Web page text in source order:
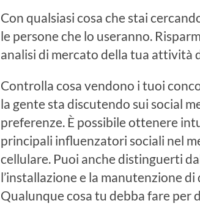
Con qualsiasi cosa che stai
le persone che lo useranno.
analisi di mercato della tua attività
Controlla cosa vendono i tuoi
la gente sta discutendo sui social
preferenze. È possibile ottenere
principali influenzatori sociali nel
cellulare. Puoi anche distinguerti
l’installazione e la manutenzione
Qualunque cosa tu debba fare per